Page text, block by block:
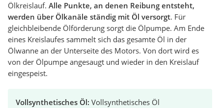
Ölkreislauf. Alle Punkte, an denen Reibung entsteht,
werden über Ölkanäle ständig mit Öl versorgt. Für
gleichbleibende Ölförderung sorgt die Ölpumpe. Am Ende
eines Kreislaufes sammelt sich das gesamte Öl in der
Ölwanne an der Unterseite des Motors. Von dort wird es
von der Ölpumpe angesaugt und wieder in den Kreislauf
eingespeist.
Vollsynthetisches Öl: Vollsynthetisches Öl